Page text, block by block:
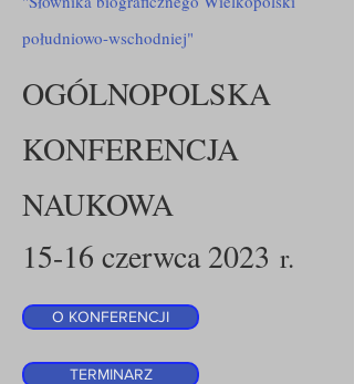
południowo-wschodniej"
OGÓLNOPOLSKA
KONFERENCJA
NAUKOWA
15-16 czerwca 2023 r.
O KONFERENCJI
TERMINARZ